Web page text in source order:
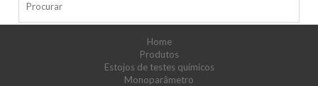
Home
Produtos
Estojos de testes químicos
Monoparâmetro